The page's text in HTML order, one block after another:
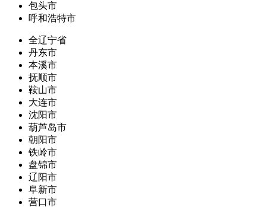
包头市
呼和浩特市
全辽宁省
丹东市
本溪市
抚顺市
鞍山市
大连市
沈阳市
葫芦岛市
朝阳市
铁岭市
盘锦市
辽阳市
阜新市
营口市